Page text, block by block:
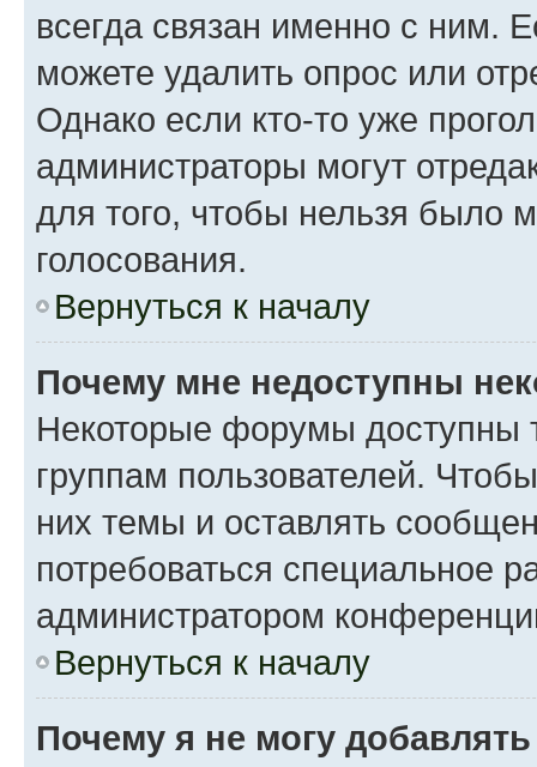
всегда связан именно с ним.
можете удалить опрос или
Однако если кто-то уже
администраторы могут
для того, чтобы нельзя было
голосования.
Вернуться к началу
Почему мне недоступны
Некоторые форумы доступны
группам пользователей.
них темы и оставлять
потребоваться специальное
администратором
Вернуться к началу
Почему я не могу